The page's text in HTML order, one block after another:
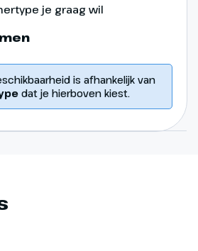
je graag wil
is afhankelijk van
dat je hierboven kiest.